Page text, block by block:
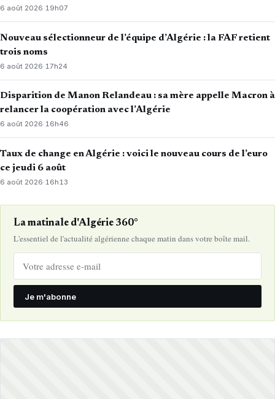
6 août 2026·19h07
Nouveau sélectionneur de l’équipe d’Algérie : la FAF retient
trois noms
6 août 2026· 17h24
Disparition de Manon Relandeau : sa mère appelle Macron à
relancer la coopération avec l’Algérie
6 août 2026·16h46
Taux de change en Algérie : voici le nouveau cours de l’euro
ce jeudi 6 août
6 août 2026· 16h13
La matinale d'Algérie 360°
L'essentiel de l'actualité algérienne chaque matin dans votre boîte mail.
Je m'abonne